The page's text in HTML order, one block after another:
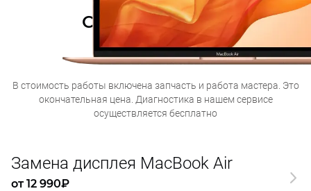
Стоимость услуг
по ремонту
MacBook Air
В стоимость работы включена запчасть и работа мастера. Это
окончательная цена. Диагностика в нашем сервисе
осуществляется бесплатно
Замена дисплея MacBook Air
от 12 990₽